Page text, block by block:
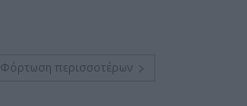
Φόρτωση περισσοτέρων